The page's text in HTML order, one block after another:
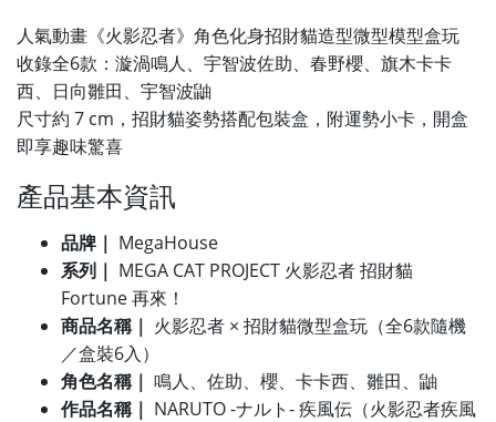
人氣動畫《火影忍者》角色化身招財貓造型微型模型盒玩
收錄全6款：漩渦鳴人、宇智波佐助、春野櫻、旗木卡卡
西、日向雛田、宇智波鼬
尺寸約 7 cm，招財貓姿勢搭配包裝盒，附運勢小卡，開盒
即享趣味驚喜
產品基本資訊
品牌｜ MegaHouse
系列｜ MEGA CAT PROJECT 火影忍者 招財貓
Fortune 再來！
商品名稱｜ 火影忍者 × 招財貓微型盒玩（全6款隨機
／盒裝6入）
角色名稱｜ 鳴人、佐助、櫻、卡卡西、雛田、鼬
作品名稱｜ NARUTO -ナルト- 疾風伝（火影忍者疾風